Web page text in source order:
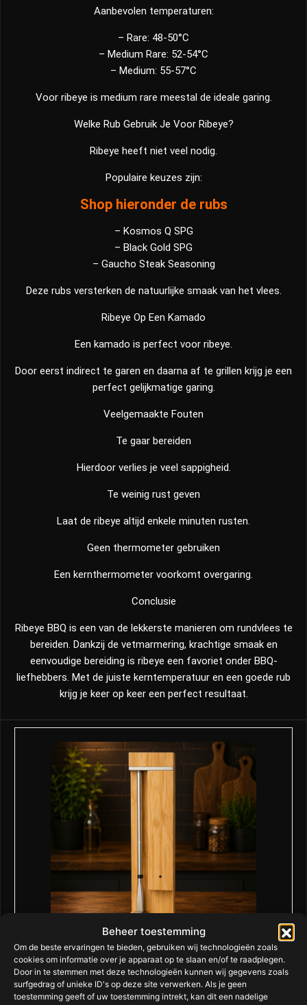
Beheer toestemming
Om de beste ervaringen te bieden, gebruiken wij technologieën zoals
cookies om informatie over je apparaat op te slaan en/of te raadplegen.
Door in te stemmen met deze technologieën kunnen wij gegevens zoals
surfgedrag of unieke ID's op deze site verwerken. Als je geen
toestemming geeft of uw toestemming intrekt, kan dit een nadelige
Aanbevolen temperaturen:
– Rare: 48-50°C
– Medium Rare: 52-54°C
– Medium: 55-57°C
Voor ribeye is medium rare meestal de ideale garing.
Welke Rub Gebruik Je Voor Ribeye?
Ribeye heeft niet veel nodig.
Populaire keuzes zijn:
Shop hieronder de rubs
– Kosmos Q SPG
– Black Gold SPG
– Gaucho Steak Seasoning
Deze rubs versterken de natuurlijke smaak van het vlees.
Ribeye Op Een Kamado
Een kamado is perfect voor ribeye.
Door eerst indirect te garen en daarna af te grillen krijg je een
perfect gelijkmatige garing.
Veelgemaakte Fouten
Te gaar bereiden
Hierdoor verlies je veel sappigheid.
Te weinig rust geven
Laat de ribeye altijd enkele minuten rusten.
Geen thermometer gebruiken
Een kernthermometer voorkomt overgaring.
Conclusie
Ribeye BBQ is een van de lekkerste manieren om rundvlees te
bereiden. Dankzij de vetmarmering, krachtige smaak en
eenvoudige bereiding is ribeye een favoriet onder BBQ-
liefhebbers. Met de juiste kerntemperatuur en een goede rub
krijg je keer op keer een perfect resultaat.
Meater PRO 2 Plus